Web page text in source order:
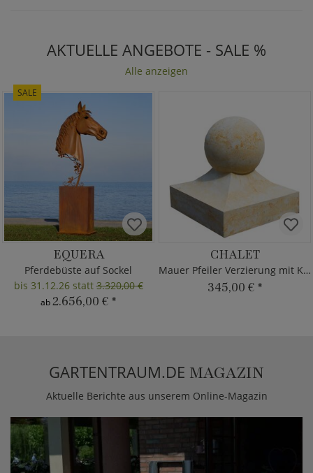
AKTUELLE ANGEBOTE - SALE %
Alle anzeigen
SALE
EQUERA
Pferdebüste auf Sockel
bis 31.12.26 statt3.320,00 €
ab2.656,00 € *
CHALET
Mauer Pfeiler Verzierung mit Kugel
345,00 € *
GARTENTRAUM.DE MAGAZIN
Aktuelle Berichte aus unserem Online-Magazin